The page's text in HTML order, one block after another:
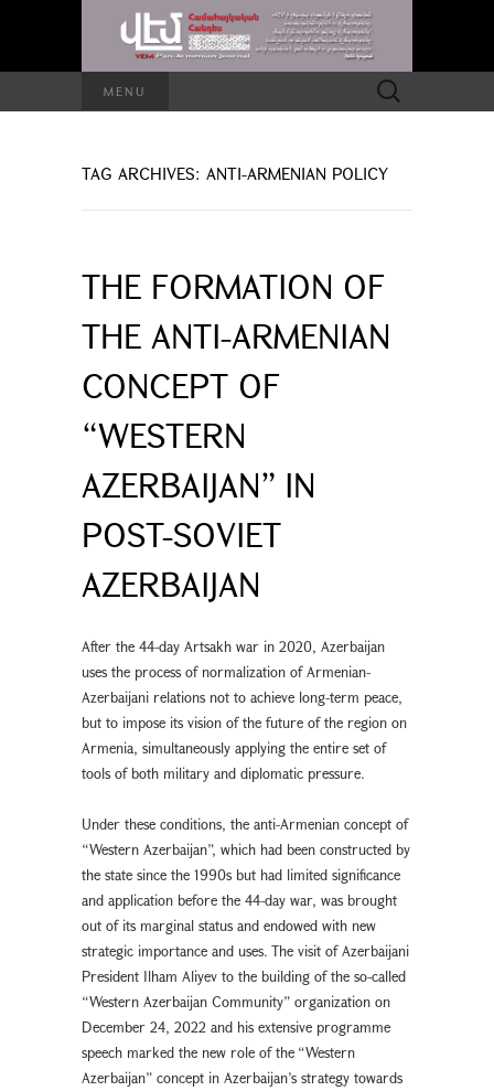
MENU
Search
for:
TAG ARCHIVES: ANTI-ARMENIAN POLICY
THE FORMATION OF
THE ANTI-ARMENIAN
CONCEPT OF
“WESTERN
AZERBAIJAN” IN
POST-SOVIET
AZERBAIJAN
After the 44-day Artsakh war in 2020, Azerbaijan
uses the process of normalization of Armenian-
Azerbaijani relations not to achieve long-term peace,
but to impose its vision of the future of the region on
Armenia, simultaneously applying the entire set of
tools of both military and diplomatic pressure.
Under these conditions, the anti-Armenian concept of
“Western Azerbaijan”, which had been constructed by
the state since the 1990s but had limited significance
and application before the 44-day war, was brought
out of its marginal status and endowed with new
strategic importance and uses. The visit of Azerbaijani
President Ilham Aliyev to the building of the so-called
“Western Azerbaijan Community” organization on
December 24, 2022 and his extensive programme
speech marked the new role of the “Western
Azerbaijan” concept in Azerbaijan’s strategy towards